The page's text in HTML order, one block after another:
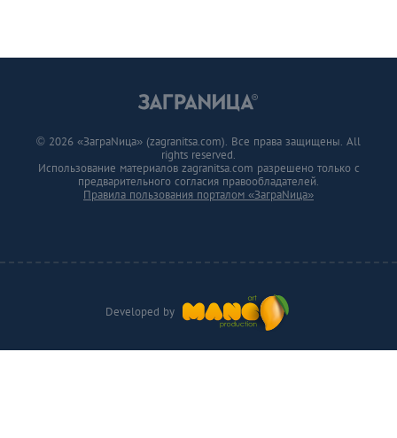
Developed by
© 2026 «ЗаграNица» (zagranitsa.com). Все права защищены. All
rights reserved.
Использование материалов zagranitsa.com разрешено только с
предварительного согласия правообладателей.
Правила пользования порталом «ЗаграNица»